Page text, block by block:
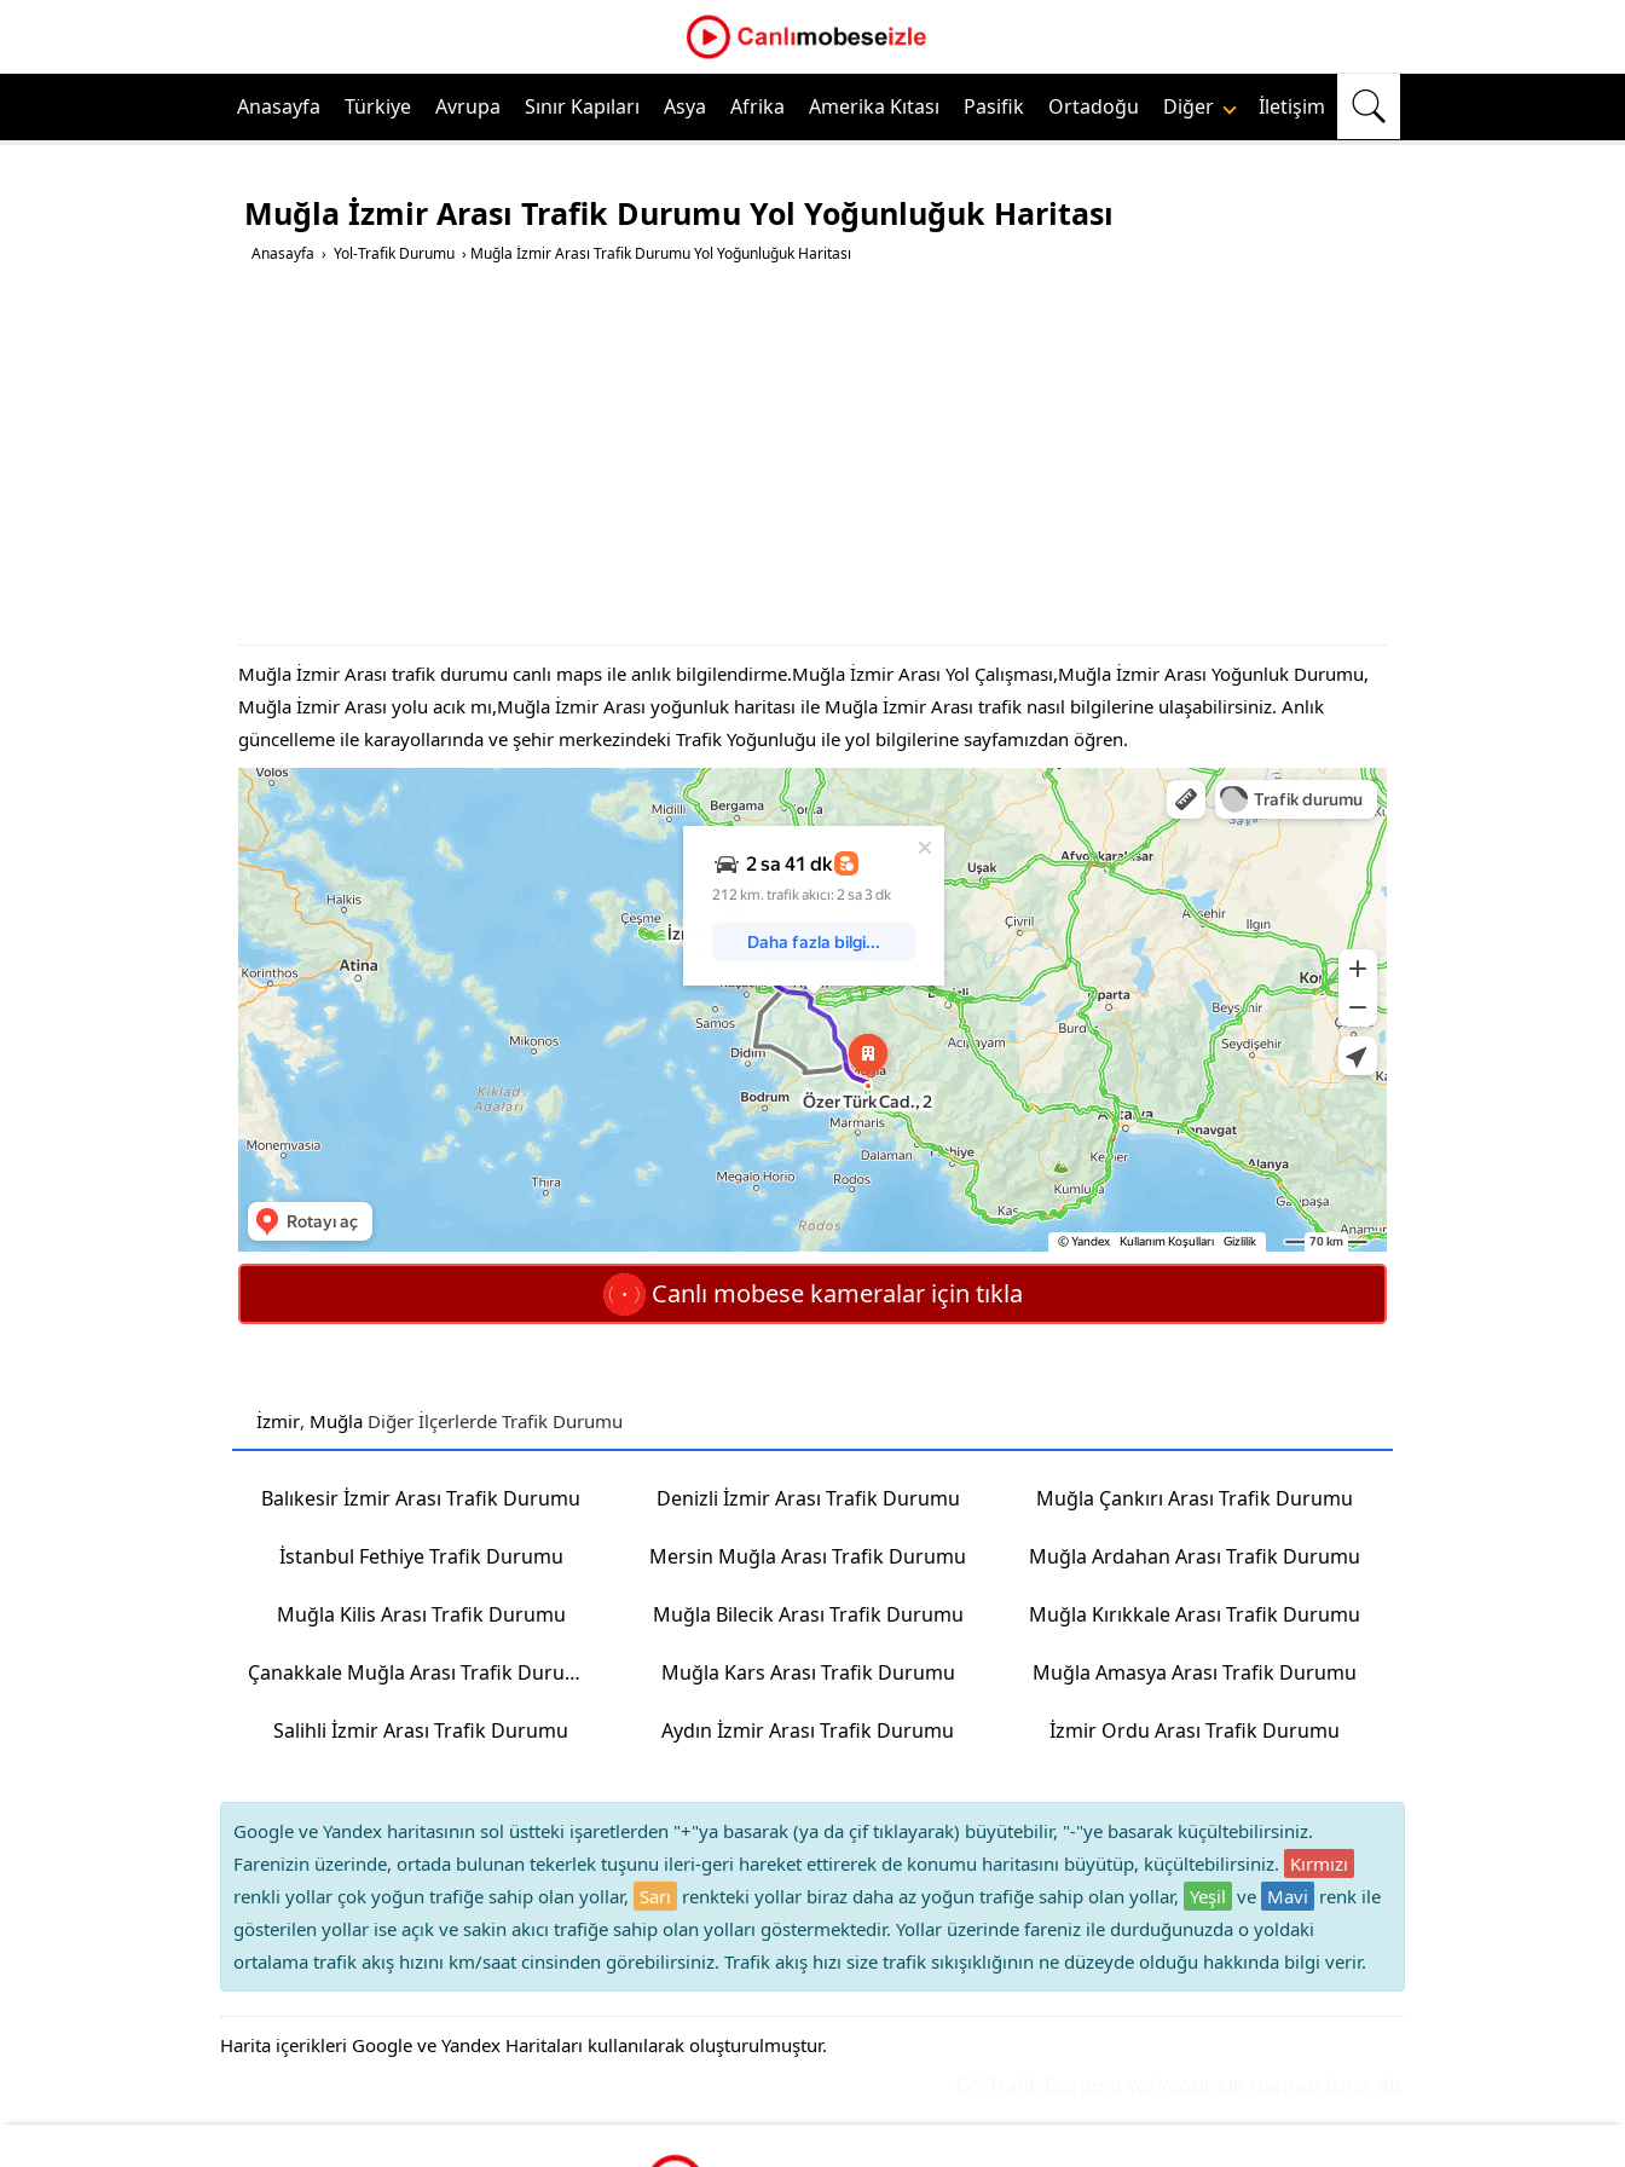
Anasayfa Türkiye Avrupa Sınır Kapıları Asya Afrika Amerika Kıtası Pasifik Ortadoğu Diğer İletişim
Muğla İzmir Arası Trafik Durumu Yol Yoğunluğuk Haritası
Anasayfa › Yol-Trafik Durumu › Muğla İzmir Arası Trafik Durumu Yol Yoğunluğuk Haritası
Muğla İzmir Arası trafik durumu canlı maps ile anlık bilgilendirme.Muğla İzmir Arası Yol Çalışması,Muğla İzmir Arası Yoğunluk Durumu,
Muğla İzmir Arası yolu acık mı,Muğla İzmir Arası yoğunluk haritası ile Muğla İzmir Arası trafik nasıl bilgilerine ulaşabilirsiniz. Anlık
güncelleme ile karayollarında ve şehir merkezindeki Trafik Yoğunluğu ile yol bilgilerine sayfamızdan öğren.
Canlı mobese kameralar için tıkla
İzmir, Muğla Diğer İlçerlerde Trafik Durumu
Balıkesir İzmir Arası Trafik Durumu Denizli İzmir Arası Trafik Durumu Muğla Çankırı Arası Trafik Durumu
İstanbul Fethiye Trafik Durumu Mersin Muğla Arası Trafik Durumu Muğla Ardahan Arası Trafik Durumu
Muğla Kilis Arası Trafik Durumu Muğla Bilecik Arası Trafik Durumu Muğla Kırıkkale Arası Trafik Durumu
Çanakkale Muğla Arası Trafik Durumu Muğla Kars Arası Trafik Durumu Muğla Amasya Arası Trafik Durumu
Salihli İzmir Arası Trafik Durumu Aydın İzmir Arası Trafik Durumu İzmir Ordu Arası Trafik Durumu
Google ve Yandex haritasının sol üstteki işaretlerden "+"ya basarak (ya da çif tıklayarak) büyütebilir, "-"ye basarak küçültebilirsiniz.
Farenizin üzerinde, ortada bulunan tekerlek tuşunu ileri-geri hareket ettirerek de konumu haritasını büyütüp, küçültebilirsiniz. Kırmızı
renkli yollar çok yoğun trafiğe sahip olan yollar, Sarı renkteki yollar biraz daha az yoğun trafiğe sahip olan yollar, Yeşil ve Mavi renk ile
gösterilen yollar ise açık ve sakin akıcı trafiğe sahip olan yolları göstermektedir. Yollar üzerinde fareniz ile durduğunuzda o yoldaki
ortalama trafik akış hızını km/saat cinsinden görebilirsiniz. Trafik akış hızı size trafik sıkışıklığının ne düzeyde olduğu hakkında bilgi verir.
Harita içerikleri Google ve Yandex Haritaları kullanılarak oluşturulmuştur.